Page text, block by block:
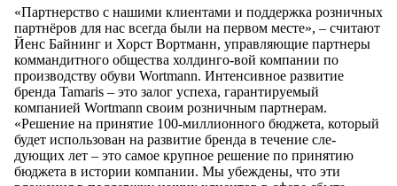
«Партнерство с нашими клиентами и поддержка розничных
партнёров для нас всегда были на первом месте», – считают
Йенс Байнинг и Хорст Вортманн, управляющие партнеры
коммандитного общества холдинго-вой компании по
производству обуви Wortmann. Интенсивное развитие
бренда Tamaris – это залог успеха, гарантируемый
компанией Wortmann своим розничным партнерам.
«Решение на принятие 100-миллионного бюджета, который
будет использован на развитие бренда в течение сле-
дующих лет – это самое крупное решение по принятию
бюджета в истории компании. Мы убеждены, что эти